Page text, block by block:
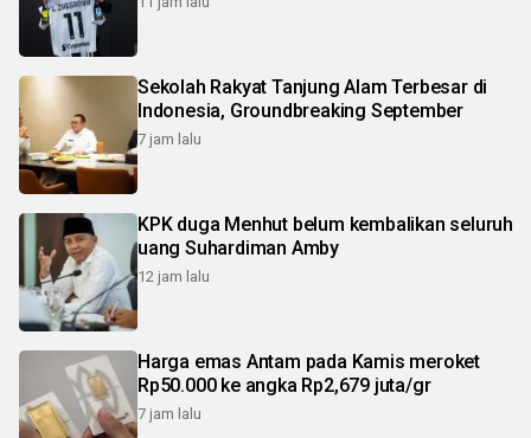
Sekolah Rakyat Tanjung Alam Terbesar di
Indonesia, Groundbreaking September
7 jam lalu
KPK duga Menhut belum kembalikan seluruh
uang Suhardiman Amby
12 jam lalu
Harga emas Antam pada Kamis meroket
Rp50.000 ke angka Rp2,679 juta/gr
7 jam lalu